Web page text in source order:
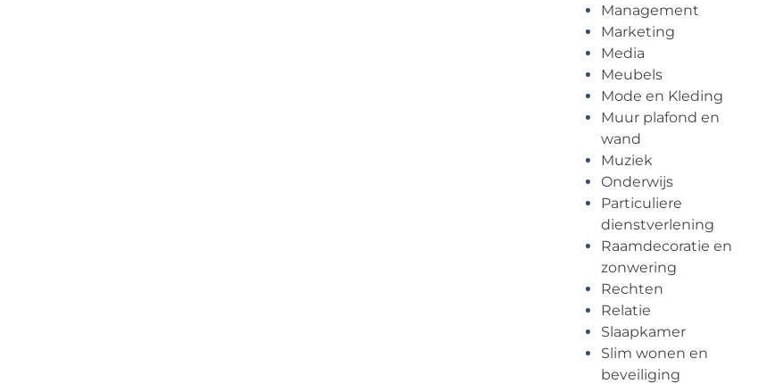
Management
Marketing
Media
Meubels
Mode en Kleding
Muur plafond en
wand
Muziek
Onderwijs
Particuliere
dienstverlening
Raamdecoratie en
zonwering
Rechten
Relatie
Slaapkamer
Slim wonen en
beveiliging